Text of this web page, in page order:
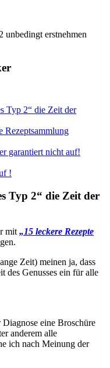
unbedingt erstnehmen
Typ 2“ die Zeit der
Rezeptsammlung
garantiert nicht auf!
!
Typ 2“ die Zeit der
mit „15 leckere Rezepte
Zeit) meinen ja, dass
des Genusses ein für alle
eine Broschüre
anderem alle
ich nach Meinung der